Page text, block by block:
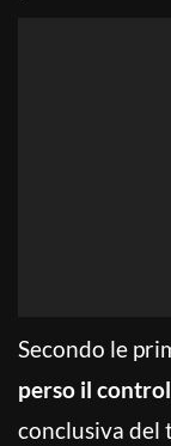
Secondo le
perso il
conclusiva del